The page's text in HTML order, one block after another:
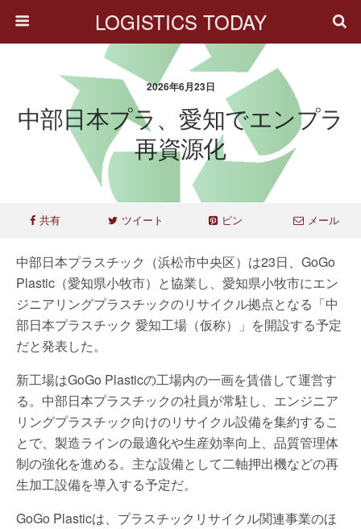
LOGISTICS TODAY
2026年6月23日
中部日本プラ、愛知でエンプラ
再資源化
共有 ツイート ピン メール
中部日本プラスチック（浜松市中央区）は23日、GoGo
Plastic（愛知県小牧市）と協業し、愛知県小牧市にエン
ジニアリングプラスチックのリサイクル拠点となる「中
部日本プラスチック 愛知工場（仮称）」を開設する予定
だと発表した。
新工場はGoGo Plasticの工場内の一画を賃借して運営す
る。中部日本プラスチックの社員が常駐し、エンジニア
リングプラスチック向けのリサイクル設備を集約するこ
とで、製造ラインの最適化や生産効率向上、品質管理体
制の強化を進める。主な設備として二軸押出機などの再
生加工設備を導入する予定だ。
GoGo Plasticは、プラスチックリサイクル関連事業のほ